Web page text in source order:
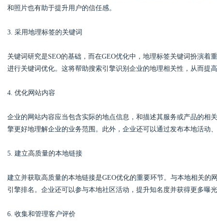
和照片也有助于提升用户的信任感。
3. 采用地理标签的关键词
关键词研究是SEO的基础，而在GEO优化中，地理标签关键词扮演
进行关键词优化。这将帮助搜索引擎识别企业的地理相关性，从而提
4. 优化网站内容
企业的网站内容应当包含实际的地点信息，和描述其服务或产品的相
擎更好地理解企业的业务范围。此外，企业还可以通过发布本地活动
5. 建立高质量的本地链接
建立并获取高质量的本地链接是GEO优化的重要环节。与本地相关
引擎排名。企业还可以参与本地社区活动，提升知名度并获得更多曝
6. 收集和管理客户评价